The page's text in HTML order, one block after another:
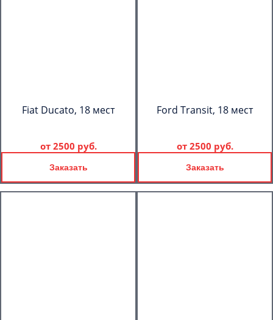
Fiat Ducato, 18 мест
от 2500 руб.
Заказать
Ford Transit, 18 мест
от 2500 руб.
Заказать